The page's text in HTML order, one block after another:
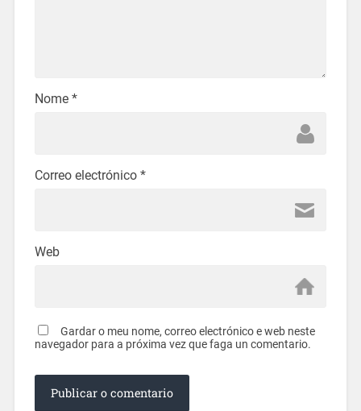
Nome *
Correo electrónico *
Web
Gardar o meu nome, correo electrónico e web neste
navegador para a próxima vez que faga un comentario.